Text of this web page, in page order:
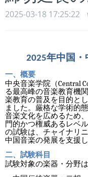
2025-03-18 17:25:22
2025年中国・
一、概要
中央音楽学院（Central
る最高峰の音楽教育機関
楽教育の普及を目的と
ました。厳格な学術的
音楽文化を広めるため
門的かつ権威あるレベ
の試験は、チャイナリ
中国音楽の発展を支援し
二、試験科目
試験対象の楽器・分野